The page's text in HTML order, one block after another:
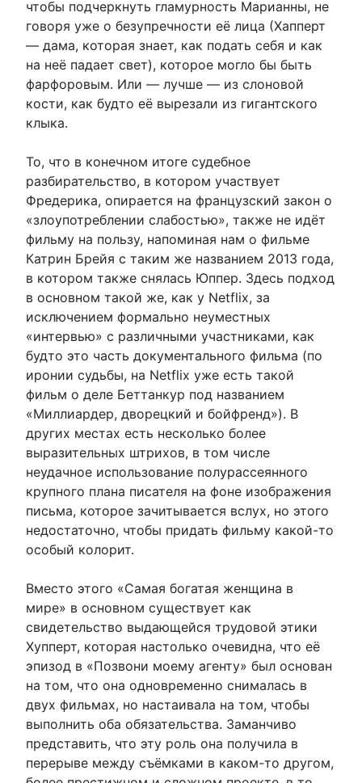
чтобы подчеркнуть гламурность Марианны, не
говоря уже о безупречности её лица (Хапперт
— дама, которая знает, как подать себя и как
на неё падает свет), которое могло бы быть
фарфоровым. Или — лучше — из слоновой
кости, как будто её вырезали из гигантского
клыка.
То, что в конечном итоге судебное
разбирательство, в котором участвует
Фредерика, опирается на французский закон о
«злоупотреблении слабостью», также не идёт
фильму на пользу, напоминая нам о фильме
Катрин Брейя с таким же названием 2013 года,
в котором также снялась Юппер. Здесь подход
в основном такой же, как у Netflix, за
исключением формально неуместных
«интервью» с различными участниками, как
будто это часть документального фильма (по
иронии судьбы, на Netflix уже есть такой
фильм о деле Беттанкур под названием
«Миллиардер, дворецкий и бойфренд»). В
других местах есть несколько более
выразительных штрихов, в том числе
неудачное использование полурассеянного
крупного плана писателя на фоне изображения
письма, которое зачитывается вслух, но этого
недостаточно, чтобы придать фильму какой-то
особый колорит.
Вместо этого «Самая богатая женщина в
мире» в основном существует как
свидетельство выдающейся трудовой этики
Хупперт, которая настолько очевидна, что её
эпизод в «Позвони моему агенту» был основан
на том, что она одновременно снималась в
двух фильмах, но настаивала на том, чтобы
выполнить оба обязательства. Заманчиво
представить, что эту роль она получила в
перерыве между съёмками в каком-то другом,